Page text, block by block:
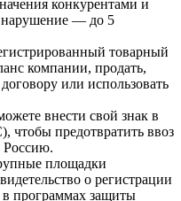
конкурентами и
нарушение — до 5
товарный
компании, продать,
или использовать
внести свой знак в
предотвратить ввоз
Россию.
площадки
о регистрации
в программах защиты